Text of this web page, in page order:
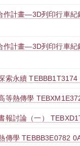
作計畫—3D列印行車紀
作計畫—3D列印行車紀
索永續 TEBBB1T3174
等熱傳學
報討論（一）
傳學 TEBBB3E0782